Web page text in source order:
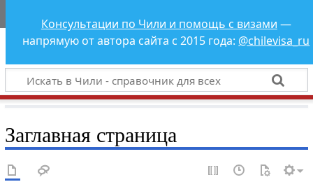
Чили - справочник
для всех
Консультации по Чили и помощь с визами —
напрямую от автора сайта с 2015 года: @chilevisa_ru
Заглавная страница